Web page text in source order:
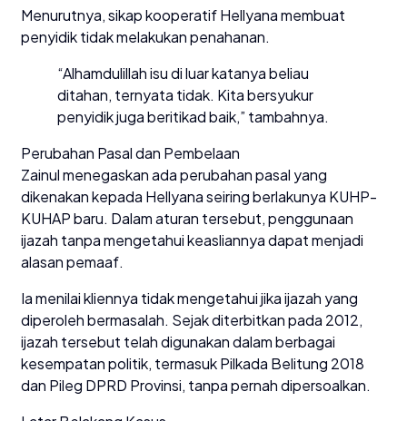
Menurutnya, sikap kooperatif Hellyana membuat
penyidik tidak melakukan penahanan.
“Alhamdulillah isu di luar katanya beliau
ditahan, ternyata tidak. Kita bersyukur
penyidik juga beritikad baik,” tambahnya.
Perubahan Pasal dan Pembelaan
Zainul menegaskan ada perubahan pasal yang
dikenakan kepada Hellyana seiring berlakunya KUHP-
KUHAP baru. Dalam aturan tersebut, penggunaan
ijazah tanpa mengetahui keasliannya dapat menjadi
alasan pemaaf.
Ia menilai kliennya tidak mengetahui jika ijazah yang
diperoleh bermasalah. Sejak diterbitkan pada 2012,
ijazah tersebut telah digunakan dalam berbagai
kesempatan politik, termasuk Pilkada Belitung 2018
dan Pileg DPRD Provinsi, tanpa pernah dipersoalkan.